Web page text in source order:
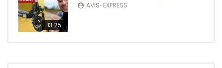
13:25
AVIS-EXPRESS